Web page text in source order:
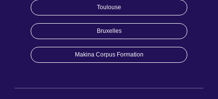
Toulouse
Bruxelles
Makina Corpus Formation